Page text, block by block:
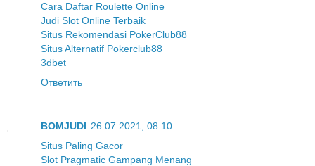
Cara Daftar Roulette Online
Judi Slot Online Terbaik
Situs Rekomendasi PokerClub88
Situs Alternatif Pokerclub88
3dbet
Ответить
BOMJUDI 26.07.2021, 08:10
Situs Paling Gacor
Slot Pragmatic Gampang Menang